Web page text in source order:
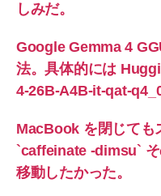
しみだ。
Google Gemma 4
法。具体的には
4-26B-A4B-it-qat-
MacBook を閉じても
`caffeinate -dimsu`
移動したかった。